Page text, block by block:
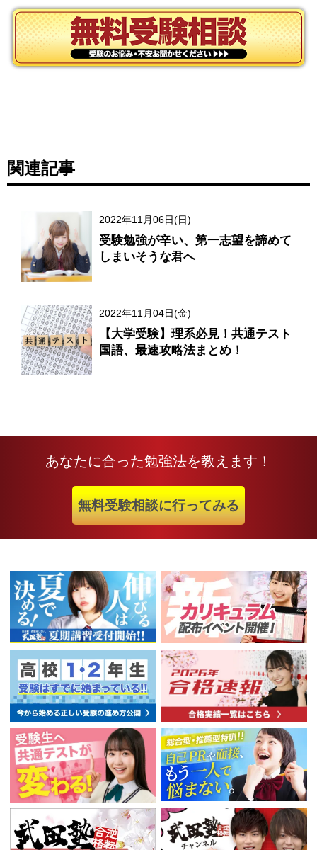
関連記事
2022年11月06日(日)
受験勉強が辛い、第一志望を諦めて
しまいそうな君へ
2022年11月04日(金)
【大学受験】理系必見！共通テスト
国語、最速攻略法まとめ！
あなたに合った勉強法を教えます！
無料受験相談に行ってみる